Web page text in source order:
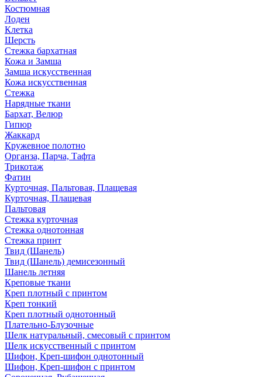
Костюмная
Лоден
Клетка
Шерсть
Стежка бархатная
Кожа и Замша
Замша искусственная
Кожа искусственная
Стежка
Нарядные ткани
Бархат, Велюр
Гипюр
Жаккард
Кружевное полотно
Органза, Парча, Тафта
Трикотаж
Фатин
Курточная, Пальтовая, Плащевая
Курточная, Плащевая
Пальтовая
Стежка курточная
Стежка однотонная
Стежка принт
Твид (Шанель)
Твид (Шанель) демисезонный
Шанель летняя
Креповые ткани
Креп плотный с принтом
Креп тонкий
Креп плотный однотонный
Плательно-Блузочные
Шелк натуральный, смесовый с принтом
Шелк искусственный с принтом
Шифон, Креп-шифон однотонный
Шифон, Креп-шифон с принтом